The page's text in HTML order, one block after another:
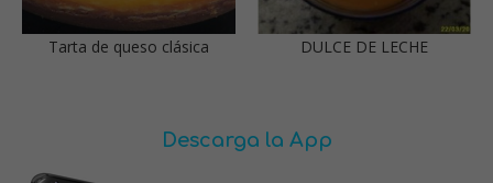
Tarta de queso clásica DULCE DE LECHE
Descarga la App